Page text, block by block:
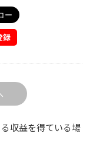
収益を得ている場